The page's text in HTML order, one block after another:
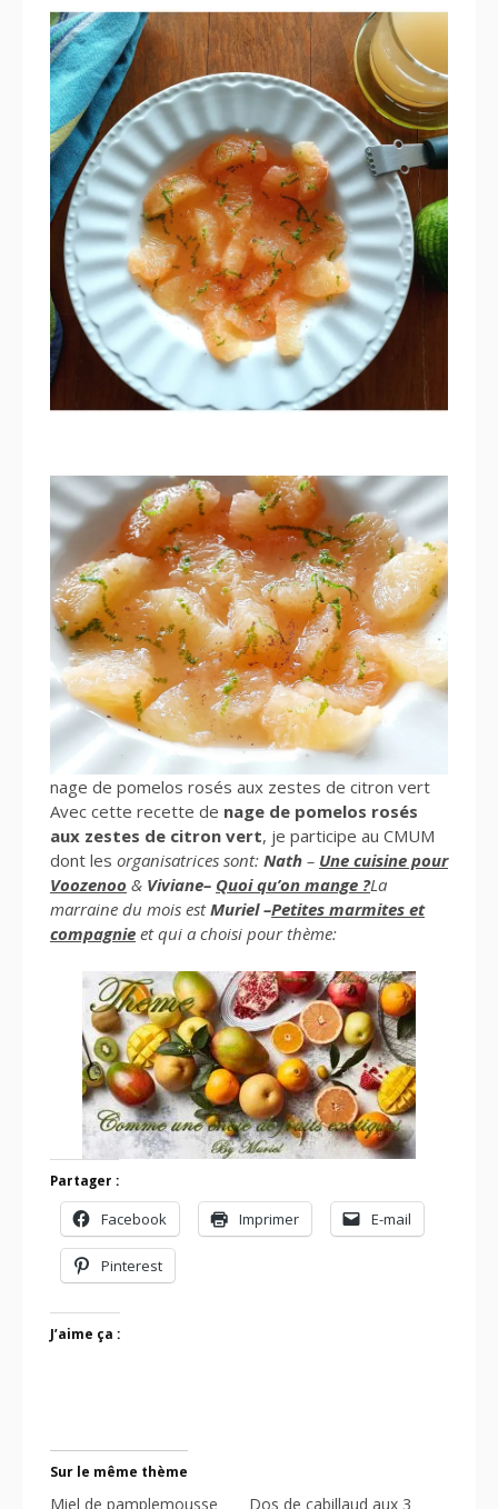
nage de pomelos rosés aux zestes de citron vert
Avec cette recette de nage de pomelos rosés
aux zestes de citron vert, je participe au CMUM
dont les organisatrices sont: Nath – Une cuisine pour
Voozenoo & Viviane– Quoi qu’on mange ?La
marraine du mois estMuriel –Petites marmites et
compagnie et qui a choisi pour thème:
Partager :
Facebook Imprimer E-mail
Pinterest
J’aime ça :
Sur le même thème
Miel de pamplemousse Dos de cabillaud aux 3